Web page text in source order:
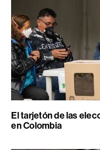
El tarjetón de las
en Colombia